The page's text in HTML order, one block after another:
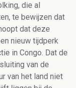
die al
te bewijzen dat
dat deze
nieuw tijdperk
in Congo. Dat de
van de
van het land niet